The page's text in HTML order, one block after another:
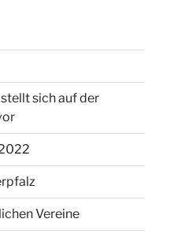
sich auf der
Vereine